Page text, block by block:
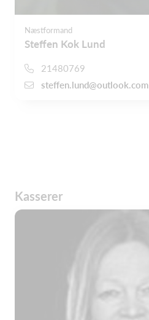
Næstformand
Steffen Kok Lund
21480769
steffen.lund@outlook.com
Kasserer